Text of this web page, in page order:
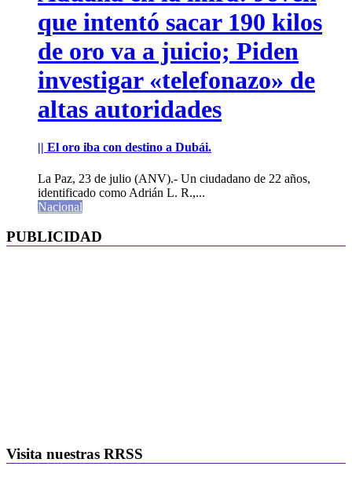
que intentó sacar 190 kilos
de oro va a juicio; Piden
investigar «telefonazo» de
altas autoridades
|| El oro iba con destino a Dubái.
La Paz, 23 de julio (ANV).- Un ciudadano de 22 años,
identificado como Adrián L. R.,...
Nacional
PUBLICIDAD
Visita nuestras RRSS